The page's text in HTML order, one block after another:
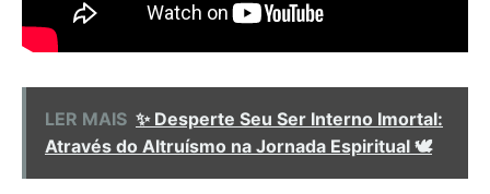
LER MAIS ✨ Desperte Seu Ser Interno Imortal:
Através do Altruísmo na Jornada Espiritual 🕊️